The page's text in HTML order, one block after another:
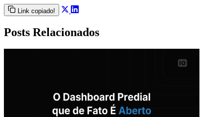
Link copiado!
Posts Relacionados